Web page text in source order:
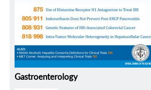
Gastroenterology